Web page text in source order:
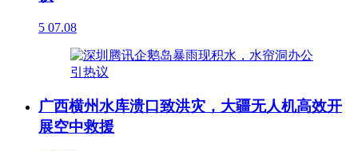
5 07.08
广西横州水库溃口致洪灾，大疆无人机高效开
展空中救援